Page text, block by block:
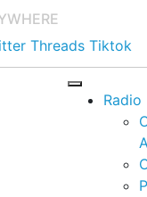
Threads Tiktok
Radio